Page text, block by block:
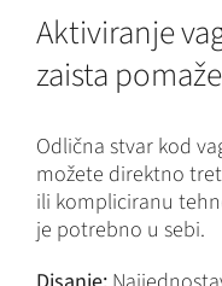
Aktiviranje
zaista pomaže
Odlična stvar kod
možete direktno
ili kompliciranu
je potrebno u sebi.